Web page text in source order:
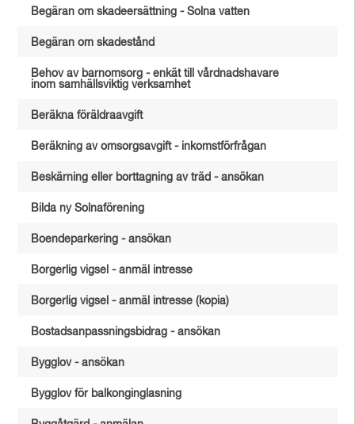
Begäran om skadeersättning - Solna vatten
Begäran om skadestånd
Behov av barnomsorg - enkät till vårdnadshavare
inom samhällsviktig verksamhet
Beräkna föräldraavgift
Beräkning av omsorgsavgift - inkomstförfrågan
Beskärning eller borttagning av träd - ansökan
Bilda ny Solnaförening
Boendeparkering - ansökan
Borgerlig vigsel - anmäl intresse
Borgerlig vigsel - anmäl intresse (kopia)
Bostadsanpassningsbidrag - ansökan
Bygglov - ansökan
Bygglov för balkonginglasning